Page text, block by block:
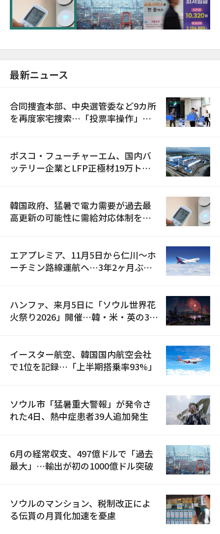
に需給対応体制を点検
最新ニュース
合同捜査本部、中央選管委など9カ所
を再度家宅捜索…「投票率操作」の
ポスコ・フューチャーエム、国内バ
ッテリー企業とLFP正極材19万トン
韓国政府、猛暑で電力需要が過去最
高更新の可能性に需給対応体制を点
エアプレミア、11月5日から仁川〜ホ
ーチミン路線運航へ…3年2ヶ月ぶり
ハンファ、来月5日に「ソウル世界花
火祭り2026」開催…韓・米・英の3カ
イースター航空、韓国国内航空会社
で1位を記録…「上半期搭乗率93%」
ソウル市「猛暑重大警報」が発令さ
れた4日、熱中症患者39人追加発生
6月の経常収支、497億ドルで「過去
最大」…輸出が初の1000億ドル突破
ソウルのマンション、税制改正によ
る伝貰の月貰化加速を憂慮